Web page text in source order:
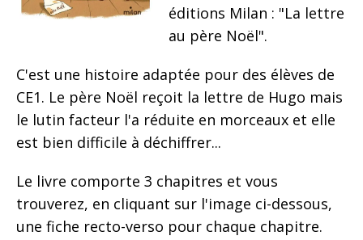
éditions Milan : "La lettre
au père Noël".
C'est une histoire adaptée pour des élèves de
CE1. Le père Noël reçoit la lettre de Hugo mais
le lutin facteur l'a réduite en morceaux et elle
est bien difficile à déchiffrer...
Le livre comporte 3 chapitres et vous
trouverez, en cliquant sur l'image ci-dessous,
une fiche recto-verso pour chaque chapitre.